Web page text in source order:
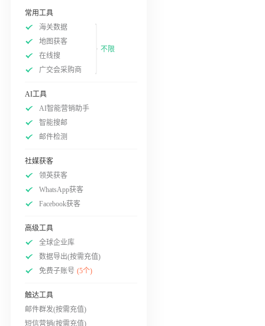
常用工具
海关数据
地图获客
在线搜
广交会采购商
不限
AI工具
AI智能营销助手
智能搜邮
邮件检测
社媒获客
领英获客
WhatsApp获客
Facebook获客
高级工具
全球企业库
数据导出(按需充值)
免费子账号 (5个)
触达工具
邮件群发(按需充值)
短信营销(按需充值)